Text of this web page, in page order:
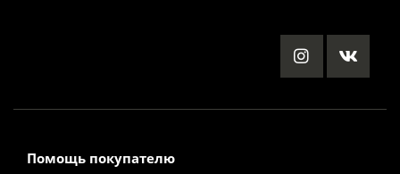
Помощь покупателю